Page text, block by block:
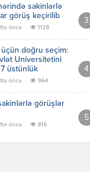
sakinlərlə
görüş keçirilib
öncə 1128
üçün doğru seçim:
Universitetini
üstünlük
öncə 964
görüşlər
öncə 816